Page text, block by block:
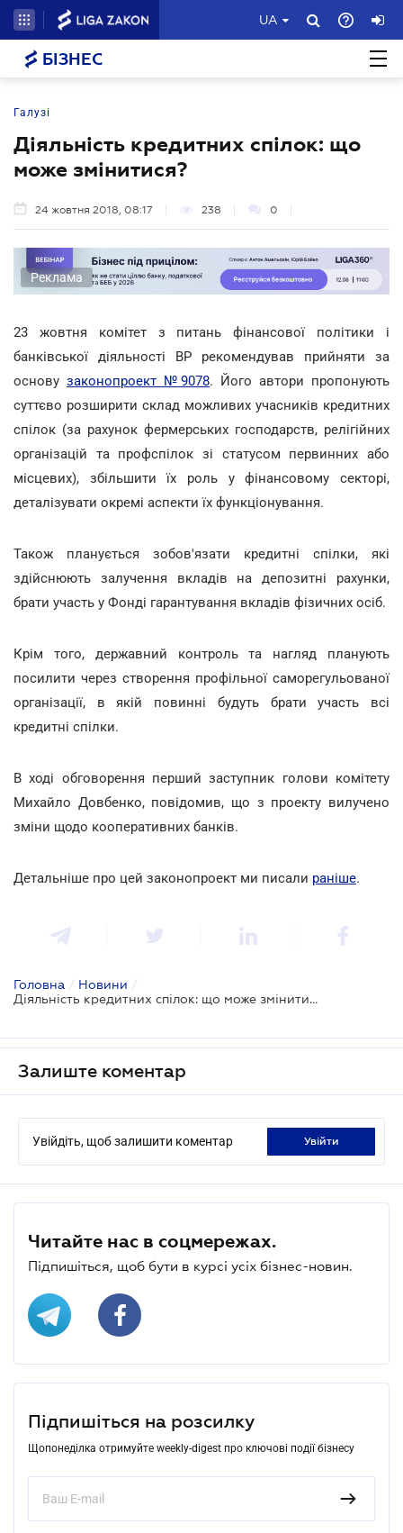
UA
БІЗНЕС
Галузі
Діяльність кредитних спілок: що
може змінитися?
24 жовтня 2018, 08:17 238 0
Реклама
23 жовтня комітет з питань фінансової політики і
банківської діяльності ВР рекомендував прийняти за
основу законопроект №9078. Його автори пропонують
суттєво розширити склад можливих учасників кредитних
спілок (за рахунок фермерських господарств, релігійних
організацій та профспілок зі статусом первинних або
місцевих), збільшити їх роль у фінансовому секторі,
деталізувати окремі аспекти їх функціонування.
Також планується зобов'язати кредитні спілки, які
здійснюють залучення вкладів на депозитні рахунки,
брати участь у Фонді гарантування вкладів фізичних осіб.
Крім того, державний контроль та нагляд планують
посилити через створення профільної саморегульованої
організації, в якій повинні будуть брати участь всі
кредитні спілки.
В ході обговорення перший заступник голови комітету
Михайло Довбенко, повідомив, що з проекту вилучено
зміни щодо кооперативних банків.
Детальніше про цей законопроект ми писали раніше.
Головна / Новини /
Діяльність кредитних спілок: що може змінитися?
Залиште коментар
Увійдіть, щоб залишити коментар увійти
Читайте нас в соцмережах.
Підпишіться, щоб бути в курсі усіх бізнес-новин.
Підпишіться на розсилку
Щопонеділка отримуйте weekly-digest про ключові події бізнесу